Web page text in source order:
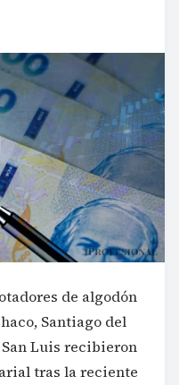
de algodón
Santiago del
San Luis recibieron
tras la reciente